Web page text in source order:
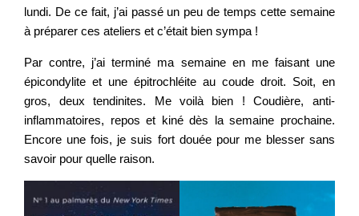
lundi. De ce fait, j’ai passé un peu de temps cette semaine
à préparer ces ateliers et c’était bien sympa !
Par contre, j’ai terminé ma semaine en me faisant une
épicondylite et une épitrochléite au coude droit. Soit, en
gros, deux tendinites. Me voilà bien ! Coudière, anti-
inflammatoires, repos et kiné dès la semaine prochaine.
Encore une fois, je suis fort douée pour me blesser sans
savoir pour quelle raison.